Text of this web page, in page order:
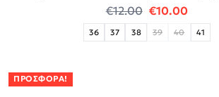
€12.00 Original
€10.00Η
36 37 38 39 40 41
ΠΡΟΣΦΟΡΆ!